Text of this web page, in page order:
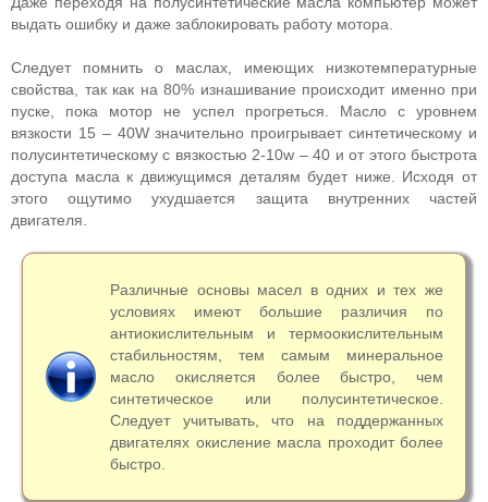
выдать ошибку и даже заблокировать работу мотора.
Следует помнить о маслах, имеющих низкотемпературные
свойства, так как на 80% изнашивание происходит именно при
пуске, пока мотор не успел прогреться. Масло с уровнем
вязкости 15 – 40W значительно проигрывает синтетическому и
полусинтетическому с вязкостью 2-10w – 40 и от этого быстрота
доступа масла к движущимся деталям будет ниже. Исходя от
этого ощутимо ухудшается защита внутренних частей
двигателя.
Различные основы масел в одних и тех же
условиях имеют большие различия по
антиокислительным и термоокислительным
стабильностям, тем самым минеральное
масло окисляется более быстро, чем
синтетическое или полусинтетическое.
Следует учитывать, что на поддержанных
двигателях окисление масла проходит более
быстро.